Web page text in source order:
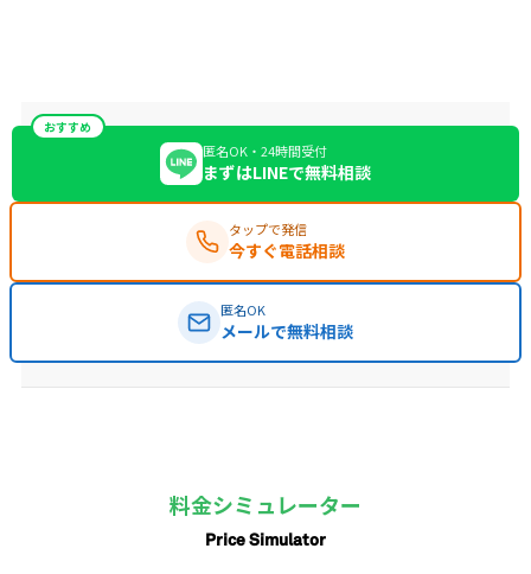
おすすめ
匿名OK・24時間受付
まずはLINEで無料相談
タップで発信
今すぐ電話相談
匿名OK
メールで無料相談
料金シミュレーター
Price Simulator